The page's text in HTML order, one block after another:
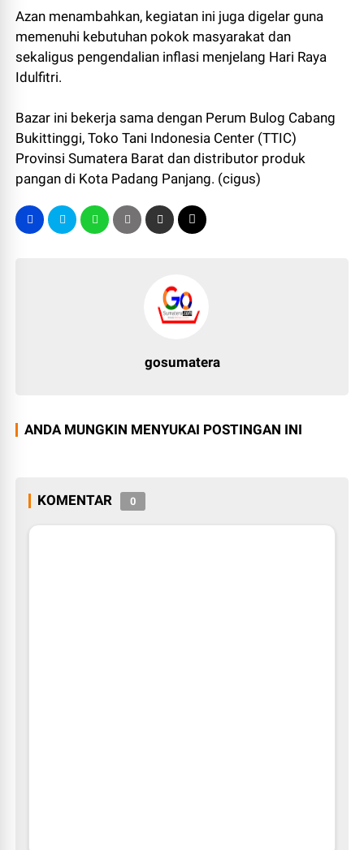
Azan menambahkan, kegiatan ini juga digelar guna
memenuhi kebutuhan pokok masyarakat dan
sekaligus pengendalian inflasi menjelang Hari Raya
Idulfitri.
Bazar ini bekerja sama dengan Perum Bulog Cabang
Bukittinggi, Toko Tani Indonesia Center (TTIC)
Provinsi Sumatera Barat dan distributor produk
pangan di Kota Padang Panjang. (cigus)
gosumatera
ANDA MUNGKIN MENYUKAI POSTINGAN INI
KOMENTAR 0